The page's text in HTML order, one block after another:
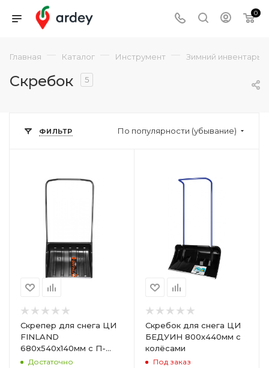
0
Главная — Каталог — Инструмент — Зимний инвентарь
Скребок 5
ФИЛЬТР По популярности (убывание)
Скрепер для снега ЦИ
FINLAND
680х540х140мм с П-
образной металлич.
Достаточно
Скребок для снега ЦИ
БЕДУИН 800х440мм с
колёсами
Под заказ